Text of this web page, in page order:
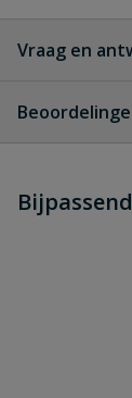
Vraag en
Schrijf